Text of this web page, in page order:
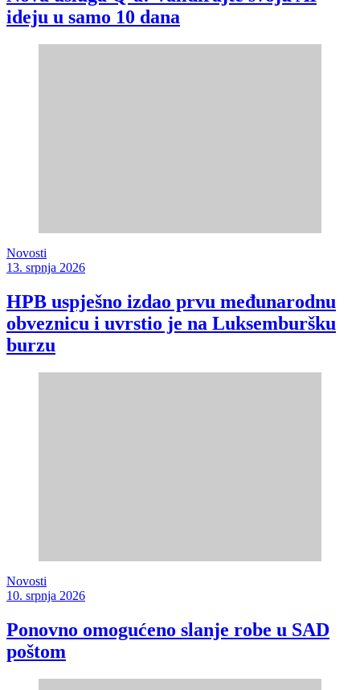
ideju u samo 10 dana
Novosti
13. srpnja 2026
HPB uspješno izdao prvu međunarodnu
obveznicu i uvrstio je na Luksemburšku
burzu
Novosti
10. srpnja 2026
Ponovno omogućeno slanje robe u SAD
poštom